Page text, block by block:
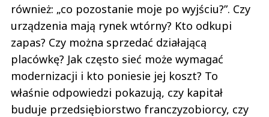
również: „co pozostanie moje po wyjściu?”. Czy
urządzenia mają rynek wtórny? Kto odkupi
zapas? Czy można sprzedać działającą
placówkę? Jak często sieć może wymagać
modernizacji i kto poniesie jej koszt? To
właśnie odpowiedzi pokazują, czy kapitał
buduje przedsiębiorstwo franczyzobiorcy, czy